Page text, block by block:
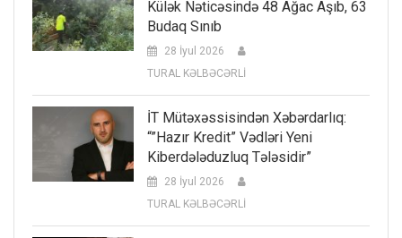
Külək Nəticəsində 48 Ağac Aşıb, 63
Budaq Sınıb
28 İyul 2026
TURAL KƏLBƏCƏRLİ
İT Mütəxəssisindən Xəbərdarlıq:
“”Hazır Kredit” Vədləri Yeni
Kiberdələduzluq Tələsidir”
28 İyul 2026
TURAL KƏLBƏCƏRLİ